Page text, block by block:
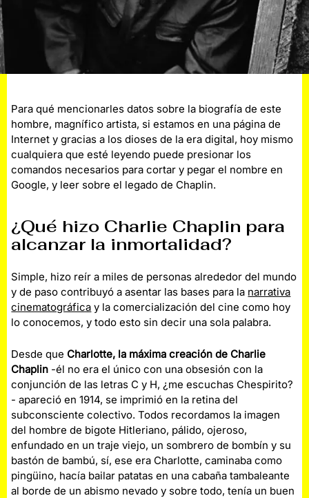
Para qué mencionarles datos sobre la biografía de este
hombre, magnífico artista, si estamos en una página de
Internet y gracias a los dioses de la era digital, hoy mismo
cualquiera que esté leyendo puede presionar los
comandos necesarios para cortar y pegar el nombre en
Google, y leer sobre el legado de Chaplin.
¿Qué hizo Charlie Chaplin para
alcanzar la inmortalidad?
Simple, hizo reír a miles de personas alrededor del mundo
y de paso contribuyó a asentar las bases para la narrativa
cinematográfica y la comercialización del cine como hoy
lo conocemos, y todo esto sin decir una sola palabra.
Desde que Charlotte, la máxima creación de Charlie
Chaplin -él no era el único con una obsesión con la
conjunción de las letras C y H, ¿me escuchas Chespirito?
- apareció en 1914, se imprimió en la retina del
subconsciente colectivo. Todos recordamos la imagen
del hombre de bigote Hitleriano, pálido, ojeroso,
enfundado en un traje viejo, un sombrero de bombín y su
bastón de bambú, sí, ese era Charlotte, caminaba como
pingüino, hacía bailar patatas en una cabaña tambaleante
al borde de un abismo nevado y sobre todo, tenía un buen